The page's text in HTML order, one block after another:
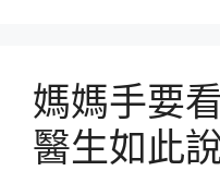
媽媽手要
醫生如此